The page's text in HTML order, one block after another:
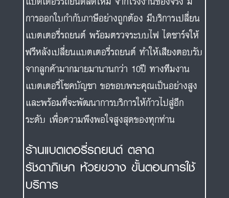
การออกใบกำกับภาษีอย่างถูกต้อง มีบริการเปลี่ยน
แบตเตอรี่รถยนต์ พร้อมตรวจระบบไฟ ไดชาร์จให้
ฟรีหลังเปลี่ยนแบตเตอรี่รถยนต์ ทำให้เสียงตอบรับ
จากลูกค้ามากมายมานานกว่า 10ปี ทางทีมงาน
แบตเตอรี่โชคบัญชา ขอขอบพระคุณเป็นอย่างสูง
และพร้อมที่จะพัฒนาการบริการให้ก้าวไปสู่อีก
ระดับ เพื่อความพึงพอใจสูงสุดของทุกท่าน
ร้านแบตเตอรี่รถยนต์ ตลาด
รัชดาภิเษก ห้วยขวาง ขั้นตอนการใช้
บริการ